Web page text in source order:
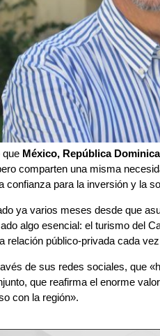
queMéxico, República
comparten una misma
confianza para la inversión y la
ya varios meses desde que
algo esencial: el turismo del
relación público-privada cada
de sus redes sociales, que
que reafirma el enorme
con la región».